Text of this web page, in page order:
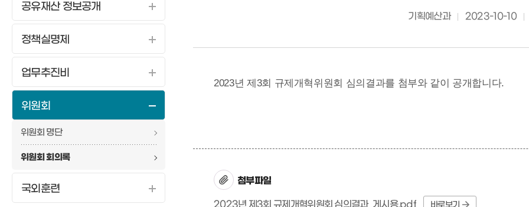
공유재산 정보공개
정책실명제
업무추진비
위원회
위원회 명단
위원회 회의록
국외훈련
기획예산과 2023-10-10
2023년 제3회 규제개혁위원회 심의결과를 첨부와 같이 공개합니다.
첨부파일
2023년 제3회 규제개혁위원회 심의결과_게시용.pdf 바로보기